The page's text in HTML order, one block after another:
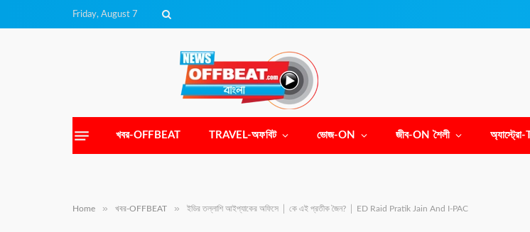
Friday, August 7
খবর-OFFBEAT TRAVEL-অফবিট ভোজ-ON জীব-ON শৈলী
Home » খবর-OFFBEAT » ইডির তল্লাশি আইপ্যাকের অফিসে │ কে এই প্রতীক জৈন? │ ED Raid Pratik Jain And I-PAC